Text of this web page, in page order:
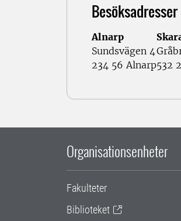
Alnarp
Sundsvägen 4
234 56 Alnarp532
Organisationsenheter
Fakulteter
Biblioteket